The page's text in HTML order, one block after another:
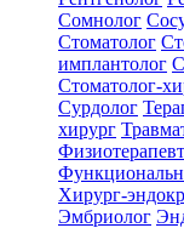
Сомнолог
Стоматолог
имплантолог
Стоматолог-
Сурдолог
хирург
Физиотерапевт
Хирург-
Эмбриолог